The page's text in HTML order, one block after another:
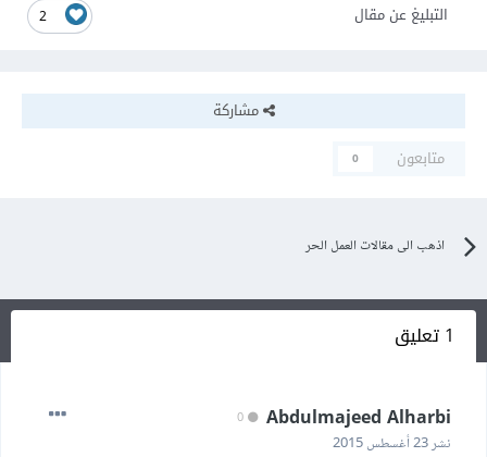
2 التبليغ عن مقال
مشاركة
متابعون
0
اذهب الى مقالات العمل الحر
1 تعليق
Abdulmajeed Alharbi
نشر23 أغسطس 2015